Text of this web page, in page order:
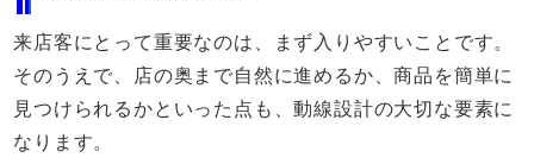
来店客にとって重要なのは、まず入りやすいことです。
そのうえで、店の奥まで自然に進めるか、商品を簡単に
見つけられるかといった点も、動線設計の大切な要素に
なります。